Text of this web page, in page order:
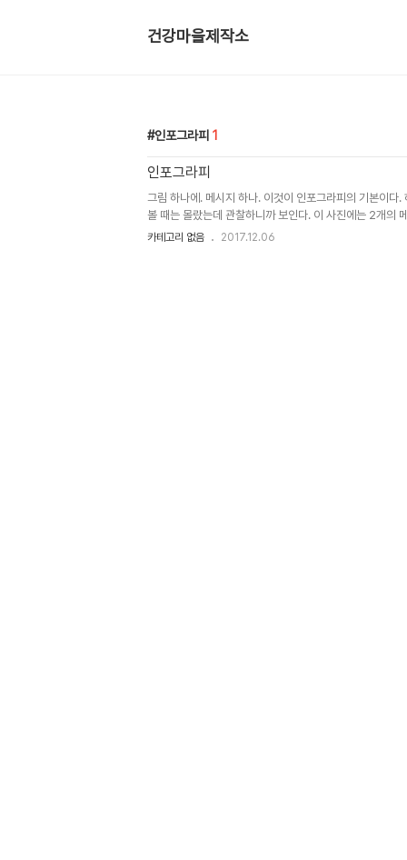
건강마을제작소
인포그라피 1
인포그라피
그림 하나에. 메시지 하나. 이것이 인포그라피의 기본이다
볼 때는 몰랐는데 관찰하니까 보인다. 이 사진에는 2개의
있고 또 하나는 "주민등록..
카테고리 없음 2017.12.06